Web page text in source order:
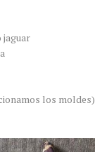
jaguar
los moldes)